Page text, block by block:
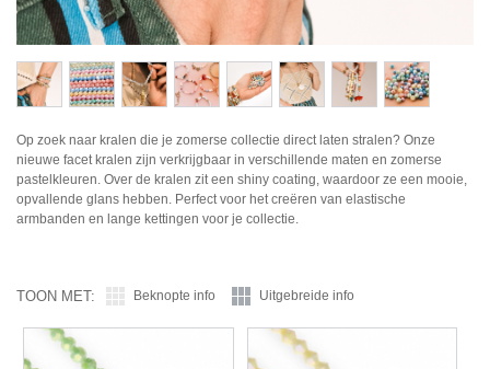
Op zoek naar kralen die je zomerse collectie direct laten stralen? Onze
nieuwe facet kralen zijn verkrijgbaar in verschillende maten en zomerse
pastelkleuren. Over de kralen zit een shiny coating, waardoor ze een mooie,
opvallende glans hebben. Perfect voor het creëren van elastische
armbanden en lange kettingen voor je collectie.
TOON MET: Beknopte info Uitgebreide info